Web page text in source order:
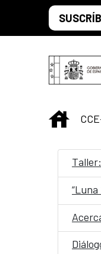
Saltar al contenido
INICIO